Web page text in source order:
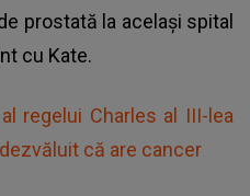
prostată la acelaşi spital
cu Kate.
regelui Charles al III-lea
că are cancer